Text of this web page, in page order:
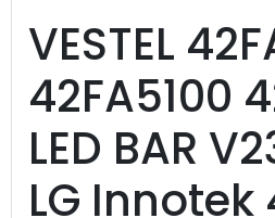
VESTEL
42FA5100
LED BAR
LG Innotek